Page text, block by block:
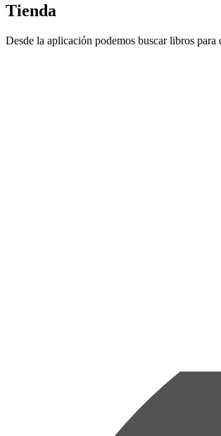
Tienda
Desde la aplicación podemos buscar libros